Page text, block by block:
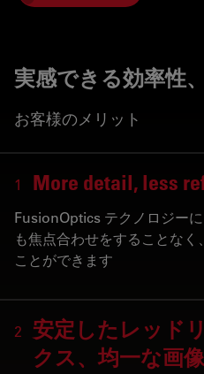
実感できる効率性
お客様のメリット
1 More detail, less
FusionOptics テクノロジー
も焦点合わせをすることな
ことができます
2
安定したレッド
クス、均一な画像